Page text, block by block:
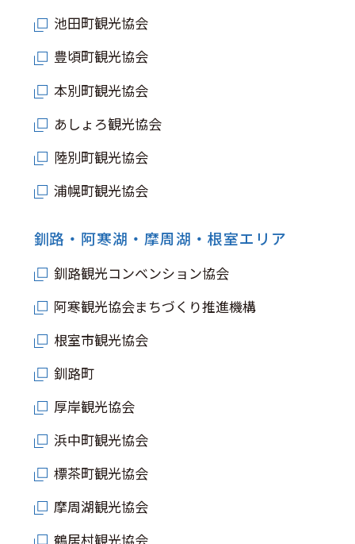
池田町観光協会
豊頃町観光協会
本別町観光協会
あしょろ観光協会
陸別町観光協会
浦幌町観光協会
釧路・阿寒湖・摩周湖・根室エリア
釧路観光コンベンション協会
阿寒観光協会まちづくり推進機構
根室市観光協会
釧路町
厚岸観光協会
浜中町観光協会
標茶町観光協会
摩周湖観光協会
鶴居村観光協会